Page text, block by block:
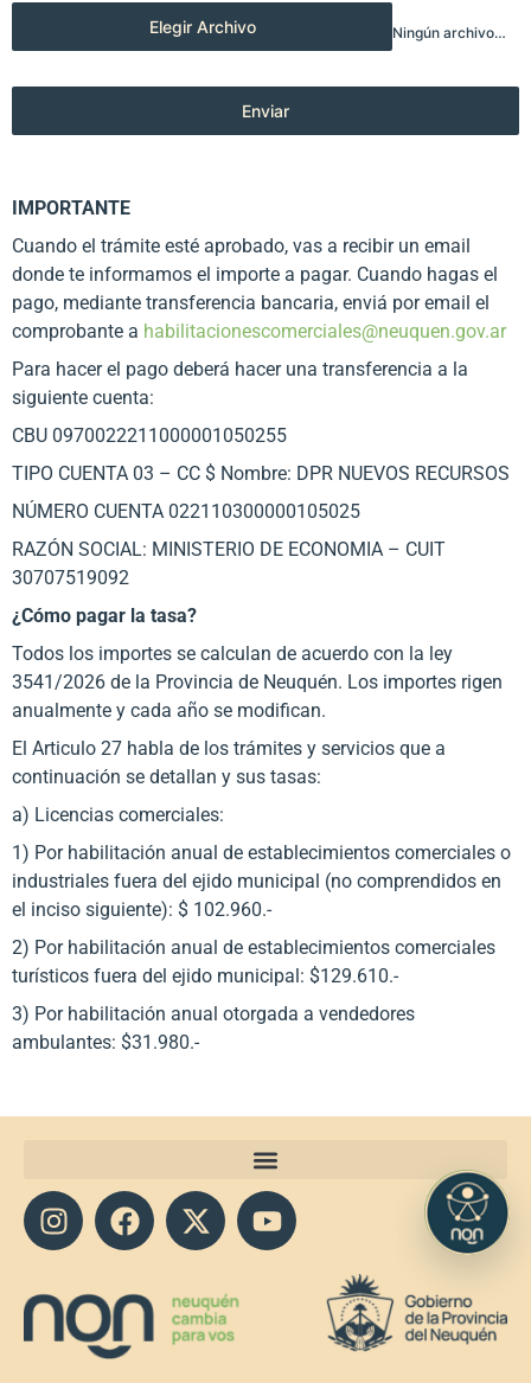
Elegir Archivo Ningún archivo elegido
Enviar
IMPORTANTE
Cuando el trámite esté aprobado, vas a recibir un email
donde te informamos el importe a pagar. Cuando hagas el
pago, mediante transferencia bancaria, enviá por email el
comprobante a habilitacionescomerciales@neuquen.gov.ar
Para hacer el pago deberá hacer una transferencia a la
siguiente cuenta:
CBU 0970022211000001050255
TIPO CUENTA 03 – CC $ Nombre: DPR NUEVOS RECURSOS
NÚMERO CUENTA 022110300000105025
RAZÓN SOCIAL: MINISTERIO DE ECONOMIA – CUIT
30707519092
¿Cómo pagar la tasa?
Todos los importes se calculan de acuerdo con la ley
3541/2026 de la Provincia de Neuquén. Los importes rigen
anualmente y cada año se modifican.
El Articulo 27 habla de los trámites y servicios que a
continuación se detallan y sus tasas:
a) Licencias comerciales:
1) Por habilitación anual de establecimientos comerciales o
industriales fuera del ejido municipal (no comprendidos en
el inciso siguiente): $ 102.960.-
2) Por habilitación anual de establecimientos comerciales
turísticos fuera del ejido municipal: $129.610.-
3) Por habilitación anual otorgada a vendedores
ambulantes: $31.980.-